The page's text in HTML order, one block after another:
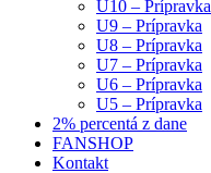
U10 – Prípravka
U9 – Prípravka
U8 – Prípravka
U7 – Prípravka
U6 – Prípravka
U5 – Prípravka
2% percentá z dane
FANSHOP
Kontakt